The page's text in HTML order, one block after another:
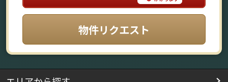
物件リクエスト